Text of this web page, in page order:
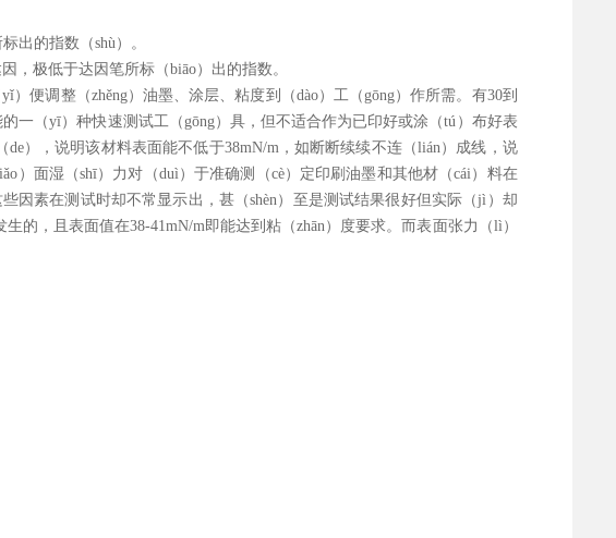
出的指数（shù）。
，极低于达因笔所标（biāo）出的指数。
便调整（zhěng）油墨、涂层、粘度到（dào）工（gōng）作所需。有30到
一（yī）种快速测试工（gōng）具，但不适合作为已印好或涂（tú）布好表
），说明该材料表面能不低于38mN/m，如断断续续不连（lián）成线，说
）面湿（shī）力对（duì）于准确测（cè）定印刷油墨和其他材（cái）料在
素在测试时却不常显示出，甚（shèn）至是测试结果很好但实际（jì）却
，且表面值在38-41mN/m即能达到粘（zhān）度要求。而表面张力（lì）